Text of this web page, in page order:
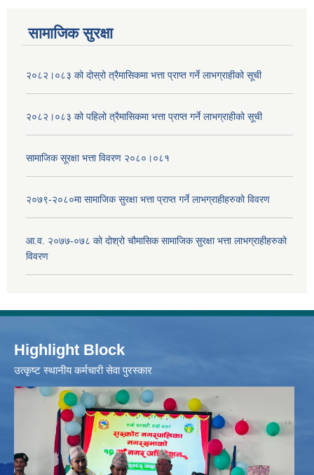
सामाजिक सुरक्षा
२०८२।०८३ को दोस्रो त्रैमासिकमा भत्ता प्राप्‍त गर्ने लाभग्राहीको सूची
२०८२।०८३ को पहिलो त्रैमासिकमा भत्ता प्राप्‍त गर्ने लाभग्राहीको सूची
सामाजिक सूरक्षा भत्ता विवरण २०८०।०८१
२०७९-२०८०मा सामाजिक सुरक्षा भत्ता प्राप्त गर्ने लाभग्राहीहरुको विवरण
आ.व. २०७७-०७८ को दोश्रो चौमासिक सामाजिक सुरक्षा भत्ता लाभग्राहीहरुको
विवरण
Highlight Block
उत्‍कृष्ट स्थानीय कर्मचारी सेवा पुरस्कार